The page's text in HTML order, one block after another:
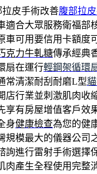
皮手術改善腹部拉
適合大眾服務衛福部
車可用要信用卡額度
克力牛軋糖傳承經典
扇在運行輕鋼架循環
常清潔耐刮耐磨L型
店行業並刺激肌肉收
享有房屋增值客戶效
身健康檢查為您的健
規模最大的儀器公司
詢進行雷射手術選擇
肉產生全程使用完整